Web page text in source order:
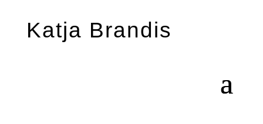
Katja Brandis